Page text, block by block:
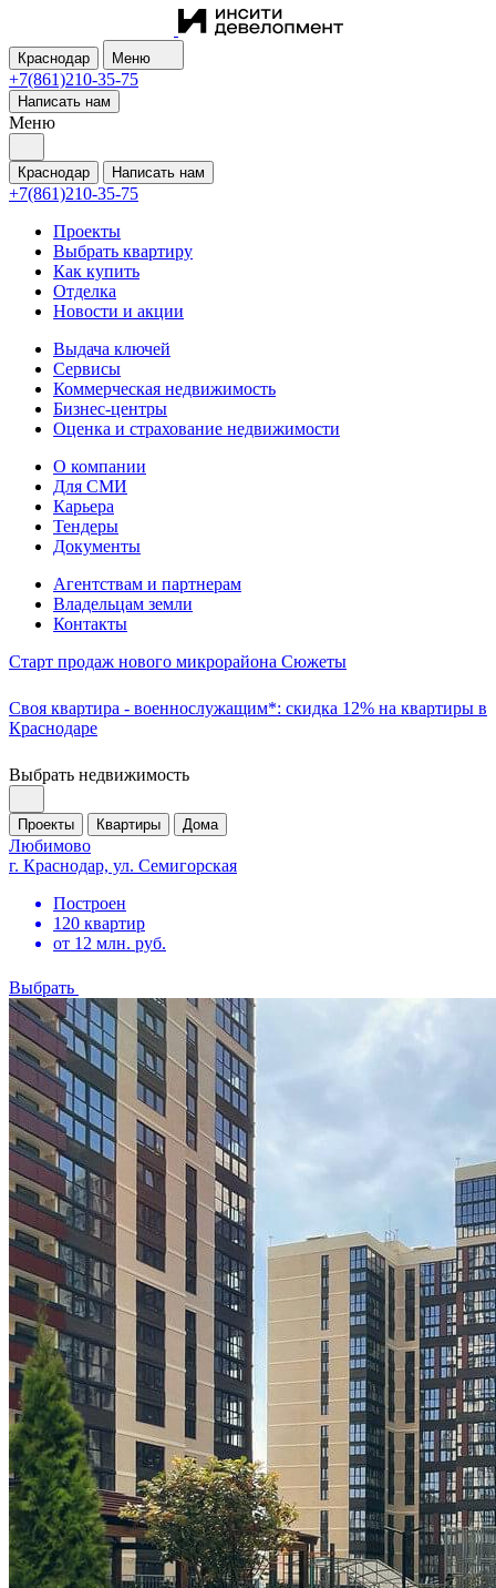
Краснодар Меню
+7(861)210-35-75
Написать нам
Меню
Краснодар Написать нам
+7(861)210-35-75
Проекты
Выбрать квартиру
Как купить
Отделка
Новости и акции
Выдача ключей
Сервисы
Коммерческая недвижимость
Бизнес-центры
Оценка и страхование недвижимости
О компании
Для СМИ
Карьера
Тендеры
Документы
Агентствам и партнерам
Владельцам земли
Контакты
Старт продаж нового микрорайона Сюжеты
Своя квартира - военнослужащим*: скидка 12% на квартиры в
Краснодаре
Выбрать недвижимость
Проекты Квартиры Дома
Любимово
г. Краснодар, ул. Семигорская
Построен
120 квартир
от 12 млн. руб.
Выбрать